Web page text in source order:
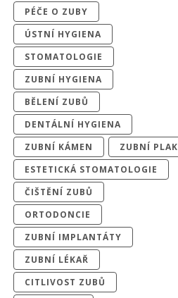
PÉČE O ZUBY
ÚSTNÍ HYGIENA
STOMATOLOGIE
ZUBNÍ HYGIENA
BĚLENÍ ZUBŮ
DENTÁLNÍ HYGIENA
ZUBNÍ KÁMEN
ZUBNÍ PLAK
ESTETICKÁ STOMATOLOGIE
ČIŠTĚNÍ ZUBŮ
ORTODONCIE
ZUBNÍ IMPLANTÁTY
ZUBNÍ LÉKAŘ
CITLIVOST ZUBŮ